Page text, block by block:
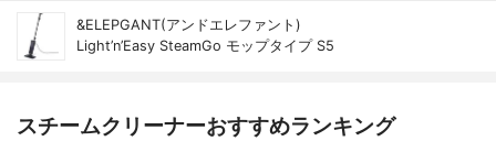
&ELEPGANT(アンドエレファント)
Light’n’Easy SteamGo モップタイプ S5
スチームクリーナーおすすめランキング